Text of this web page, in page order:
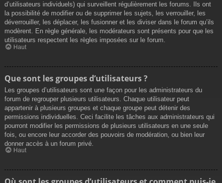
d’utilisateurs individuels) qui surveillent régulièrement les forums. Ils ont
la possibilité de modifier ou de supprimer les sujets, les verrouiller, les
déverrouiller, les déplacer, les fusionner et les diviser dans le forum qu’ils
modèrent. En règle générale, les modérateurs sont présents pour que les
utilisateurs respectent les règles imposées sur le forum.
Haut
Que sont les groupes d’utilisateurs ?
Les groupes d’utilisateurs sont une façon pour les administrateurs du
forum de regrouper plusieurs utilisateurs. Chaque utilisateur peut
appartenir à plusieurs groupes et chaque groupe peut détenir des
permissions individuelles. Ceci facilite les tâches aux administrateurs qui
pourront modifier les permissions de plusieurs utilisateurs en une seule
fois, ou encore leur accorder des pouvoirs de modération, ou bien leur
donner accès à un forum privé.
Haut